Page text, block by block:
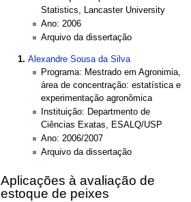
Statistics, Lancaster University
Ano: 2006
Arquivo da dissertação
Alexandre Sousa da Silva
Programa: Mestrado em Agronimia,
área de concentração: estatística e
experimentação agronômica
Instituição: Departmento de
Ciências Exatas, ESALQ/USP
Ano: 2006/2007
Arquivo da dissertação
Aplicações à avaliação de
estoque de peixes